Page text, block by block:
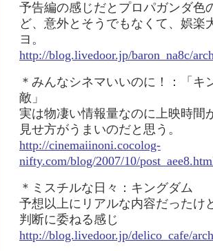
予告編の感じだとプロパガンダ色
ど、意外とそうでもなくて、娯楽
ヨ。
http://blog.livedoor.jp/baron_na8c/
＊みんなシネマいいのに！：「キ
敵」
実は物凄い情報量なのに上映時間
見せ方がうまいのだと思う。
http://cinemaiinoni.cocolog-
nifty.com/blog/2007/10/
＊ミスチルな日々：キングダム
予想以上にリアルな内容だったけ
判断に委ねる感じ
http://blog.livedoor.jp/delico_cafe/